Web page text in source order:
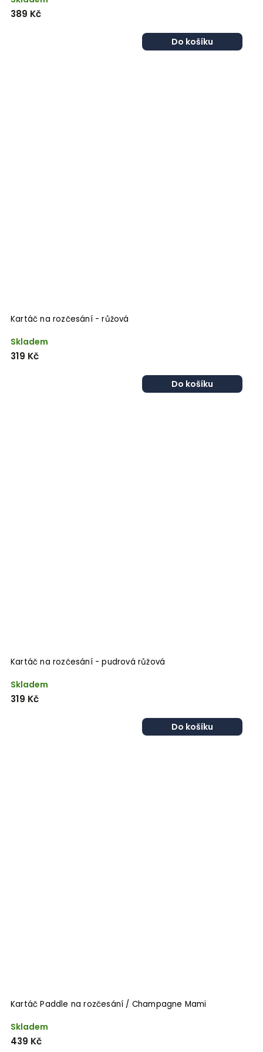
389 Kč
Do košíku
Kartáč na rozčesání - růžová
Skladem
319 Kč
Do košíku
Kartáč na rozčesání - pudrová růžová
Skladem
319 Kč
Do košíku
Kartáč Paddle na rozčesání / Champagne Mami
Skladem
439 Kč